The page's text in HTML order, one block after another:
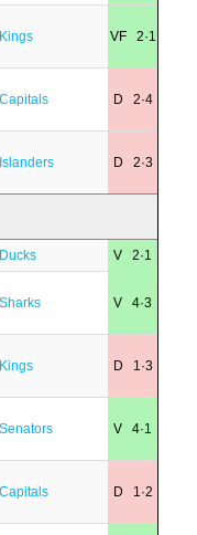
Kings VF 2·1
Capitals D 2·4
Islanders D 2·3
Ducks V 2·1
Sharks V 4·3
Kings D 1·3
Senators V 4·1
Capitals D 1·2